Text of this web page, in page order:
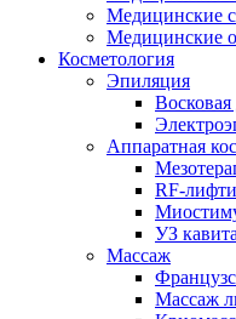
Медицинские
Медицинские
Косметология
Эпиляция
Аппаратная
RF-
УЗ
Массаж
Массаж